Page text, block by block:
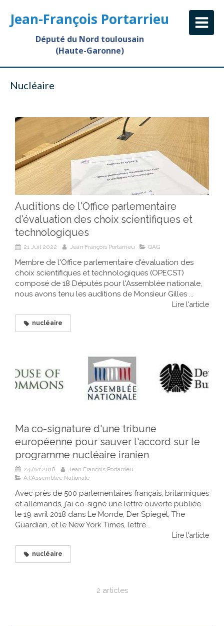
Jean-François Portarrieu
Député du Nord toulousain
(Haute-Garonne)
Nucléaire
Auditions de l'Office parlementaire
d'évaluation des choix scientifiques et
technologiques
21 Juil 2022 Jean François Portarrieu QAG
Membre de l'Office parlementaire d'évaluation des
choix scientifiques et technologiques (OPECST)
composé de 18 Députés pour l'Assemblée nationale,
nous avons tenu les auditions de Monsieur Gilles ...
Lire l'article
nucléaire
Ma co-signature d'une tribune
européenne pour sauver l'accord sur le
programme nucléaire iranien
24 Avr 2018
Jean François Portarrieu
A l'Assemblée Nationale
Avec près de 500 parlementaires français, britanniques
et allemands, j’ai co-signé une lettre ouverte publiée
le 19 avril 2018 dans Le Monde, Der Spiegel, The
Guardian, et le New York Times, lettre...
Lire l'article
nucléaire
2 articles